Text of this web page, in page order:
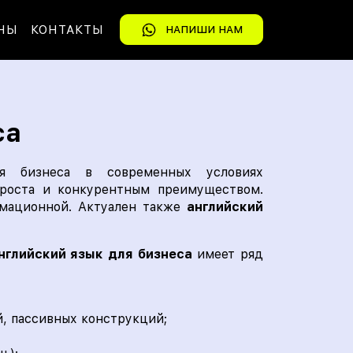
КОНТАКТЫ НАПИШИ НАМ
бизнеса в современных условиях
и конкурентным преимуществом.
Актуален также английский
язык для бизнеса имеет ряд
пассивных конструкций;